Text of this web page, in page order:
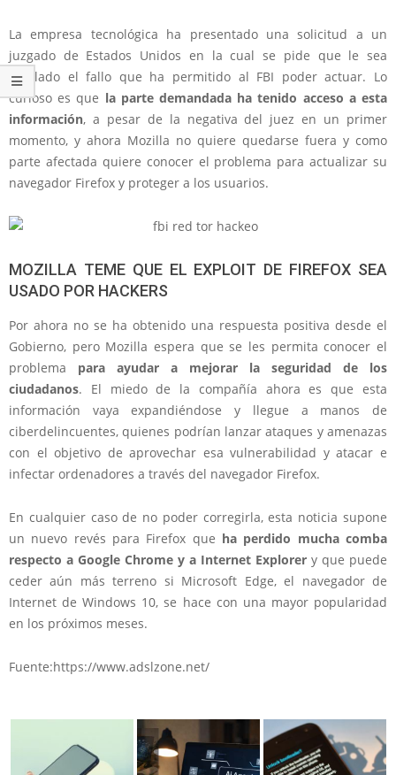
La empresa tecnológica ha presentado una solicitud a un
juzgado de Estados Unidos en la cual se pide que le sea
revelado el fallo que ha permitido al FBI poder actuar. Lo
curioso es que la parte demandada ha tenido acceso a esta
información, a pesar de la negativa del juez en un primer
momento, y ahora Mozilla no quiere quedarse fuera y como
parte afectada quiere conocer el problema para actualizar su
navegador Firefox y proteger a los usuarios.
MOZILLA TEME QUE EL EXPLOIT DE FIREFOX SEA
USADO POR HACKERS
Por ahora no se ha obtenido una respuesta positiva desde el
Gobierno, pero Mozilla espera que se les permita conocer el
problema para ayudar a mejorar la seguridad de los
ciudadanos. El miedo de la compañía ahora es que esta
información vaya expandiéndose y llegue a manos de
ciberdelincuentes, quienes podrían lanzar ataques y amenazas
con el objetivo de aprovechar esa vulnerabilidad y atacar e
infectar ordenadores a través del navegador Firefox.
En cualquier caso de no poder corregirla, esta noticia supone
un nuevo revés para Firefox que ha perdido mucha comba
respecto a Google Chrome y a Internet Explorer y que puede
ceder aún más terreno si Microsoft Edge, el navegador de
Internet de Windows 10, se hace con una mayor popularidad
en los próximos meses.
Fuente:https://www.adslzone.net/